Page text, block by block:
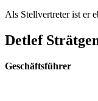
Als Stellvertreter ist er
Detlef
Geschäftsführer